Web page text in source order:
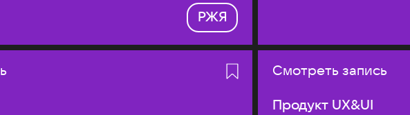
РЖЯ
Смотреть запись
Продукт UX&UI